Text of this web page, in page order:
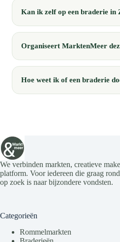
Kan ik zelf op een braderie in
Organiseert MarktenMeer
Hoe weet ik of een braderie
We verbinden markten, creatieve
platform. Voor iedereen die graag
op zoek is naar bijzondere vondsten.
Categorieën
Rommelmarkten